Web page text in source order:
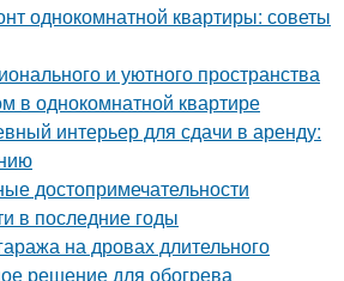
однокомнатной квартиры: советы
и уютного пространства
в однокомнатной квартире
интерьер для сдачи в аренду:
достопримечательности
в последние годы
на дровах длительного
решение для обогрева